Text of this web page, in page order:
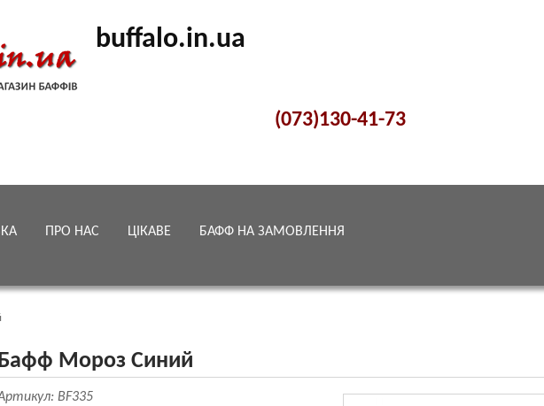
buffalo.in.ua
(073)130-41-73
ПРО НАС ЦІКАВЕ БАФФ НА ЗАМОВЛЕННЯ
Мороз Синий
BF335